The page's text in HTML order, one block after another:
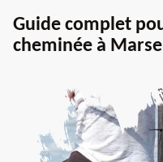
Guide complet
cheminée à